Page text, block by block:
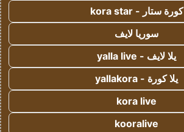
كورة ستار - kora star
سوريا لايف
يلا لايف - yalla live
يلا كورة - yallakora
kora live
kooralive